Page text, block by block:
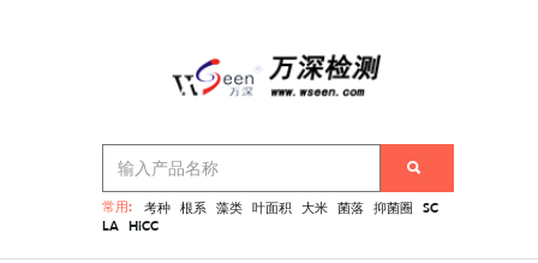
常用: 考种 根系 藻类 叶面积 大米 菌落 抑菌圈 SC
LA HiCC